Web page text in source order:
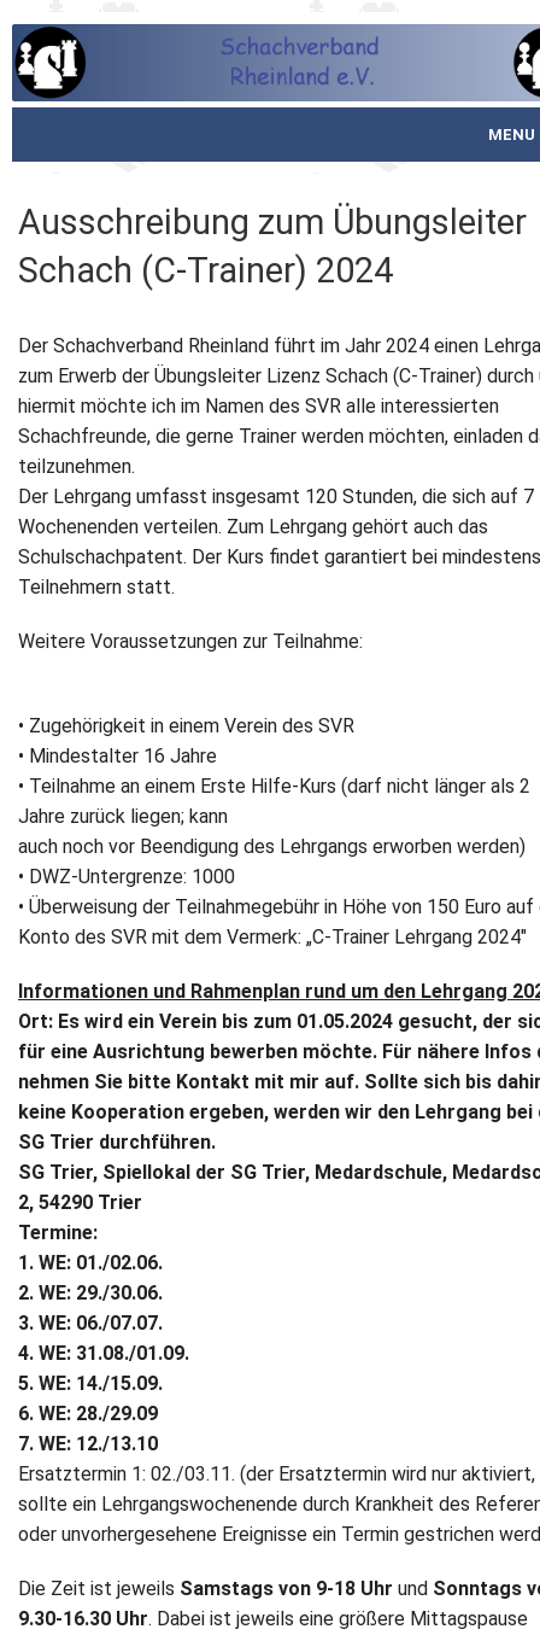
MENU
Schachjugend
Meistertafel
Fotos
Service
Newsletter
Kontakt
Datenschutz
Ausschreibung zum Übungsleiter
Schach (C-Trainer) 2024
Der Schachverband Rheinland führt im Jahr 2024 einen
zum Erwerb der Übungsleiter Lizenz Schach (C-Trainer) durch
hiermit möchte ich im Namen des SVR alle interessierten
Schachfreunde, die gerne Trainer werden möchten, einladen
teilzunehmen.
Der Lehrgang umfasst insgesamt 120 Stunden, die sich auf 7
Wochenenden verteilen. Zum Lehrgang gehört auch das
Schulschachpatent. Der Kurs findet garantiert bei
Teilnehmern statt.
Weitere Voraussetzungen zur Teilnahme:
• Zugehörigkeit in einem Verein des SVR
• Mindestalter 16 Jahre
• Teilnahme an einem Erste Hilfe-Kurs (darf nicht länger als 2
Jahre zurück liegen; kann
auch noch vor Beendigung des Lehrgangs erworben werden)
• DWZ-Untergrenze: 1000
• Überweisung der Teilnahmegebühr in Höhe von 150 Euro auf
Konto des SVR mit dem Vermerk: „C-Trainer Lehrgang 2024"
Informationen und Rahmenplan rund um den Lehrgang
Ort: Es wird ein Verein bis zum 01.05.2024 gesucht, der
für eine Ausrichtung bewerben möchte. Für nähere Infos
nehmen Sie bitte Kontakt mit mir auf. Sollte sich bis
keine Kooperation ergeben, werden wir den Lehrgang bei
SG Trier durchführen.
SG Trier, Spiellokal der SG Trier, Medardschule,
2, 54290 Trier
Termine:
1. WE: 01./02.06.
2. WE: 29./30.06.
3. WE: 06./07.07.
4. WE: 31.08./01.09.
5. WE: 14./15.09.
6. WE: 28./29.09
7. WE: 12./13.10
Ersatztermin 1: 02./03.11. (der Ersatztermin wird nur aktiviert,
sollte ein Lehrgangswochenende durch Krankheit des
oder unvorhergesehene Ereignisse ein Termin gestrichen
Die Zeit ist jeweils Samstags von 9-18 Uhr und Sonntags
9.30-16.30 Uhr. Dabei ist jeweils eine größere Mittagspause